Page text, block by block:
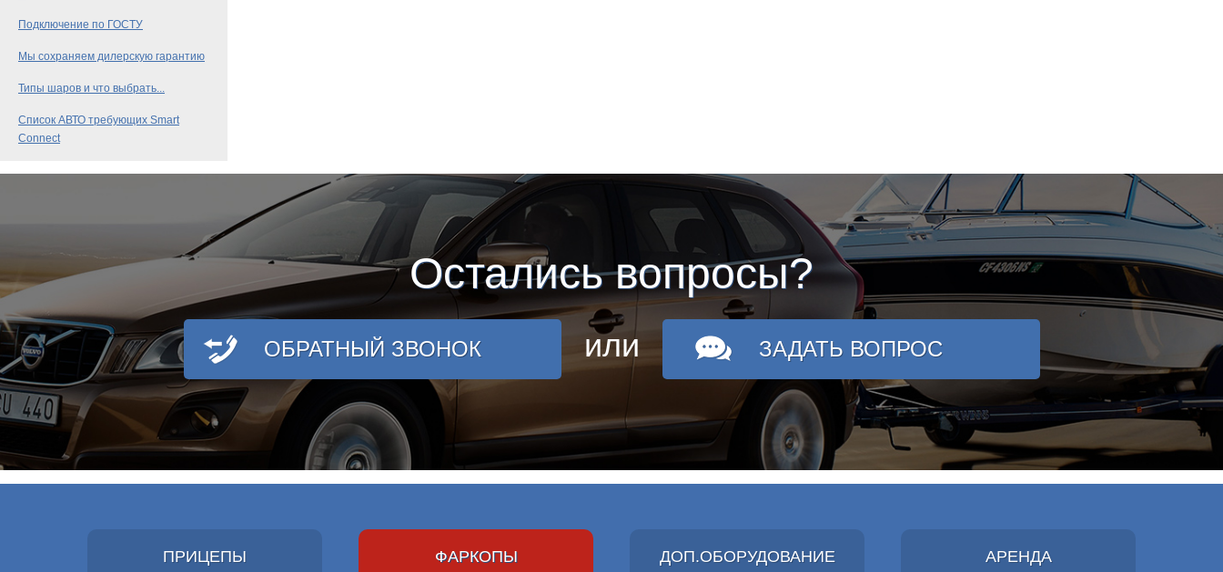
Подключение по ГОСТУ
Мы сохраняем дилерскую гарантию
Типы шаров и что выбрать...
Список АВТО требующих Smart
Connect
Остались вопросы?
ОБРАТНЫЙ ЗВОНОК или ЗАДАТЬ ВОПРОС
ПРИЦЕПЫ ФАРКОПЫ ДОП.ОБОРУДОВАНИЕ АРЕНДА